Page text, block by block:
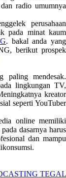
radio umumnya
perusahaan
pada minat kaum
. bakal anda yang
berikut prospek
paling mendesak.
lingkungan TV,
kreator
seperti YouTuber
online memiliki
dasarnya harus
dan mampu
TEGAL